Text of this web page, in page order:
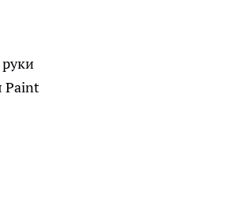
Paint